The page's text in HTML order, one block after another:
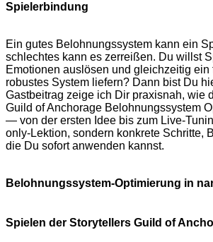
Spielerbindung
Ein gutes Belohnungssystem kann ein
schlechtes kann es zerreißen. Du willst
Emotionen auslösen und gleichzeitig ein
robustes System liefern? Dann bist Du
Gastbeitrag zeige ich Dir praxisnah, wie
Guild of Anchorage Belohnungssystem
— von der ersten Idee bis zum Live-
only-Lektion, sondern konkrete Schritte,
die Du sofort anwenden kannst.
Belohnungssystem-Optimierung in
Spielen der Storytellers Guild of